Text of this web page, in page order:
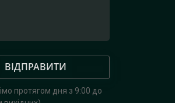
ВІДПРАВИТИ
протягом дня з 9:00 до